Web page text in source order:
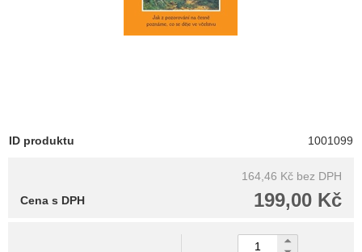
ID produktu 1001099
164,46 Kč bez DPH
199,00 Kč
Cena s DPH